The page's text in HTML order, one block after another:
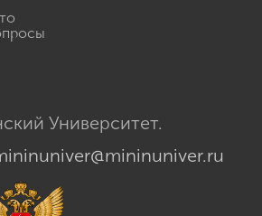
Университет.